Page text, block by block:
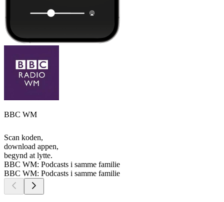
BBC WM
Scan koden,
download appen,
begynd at lytte.
BBC WM: Podcasts i samme familie
BBC WM: Podcasts i samme familie